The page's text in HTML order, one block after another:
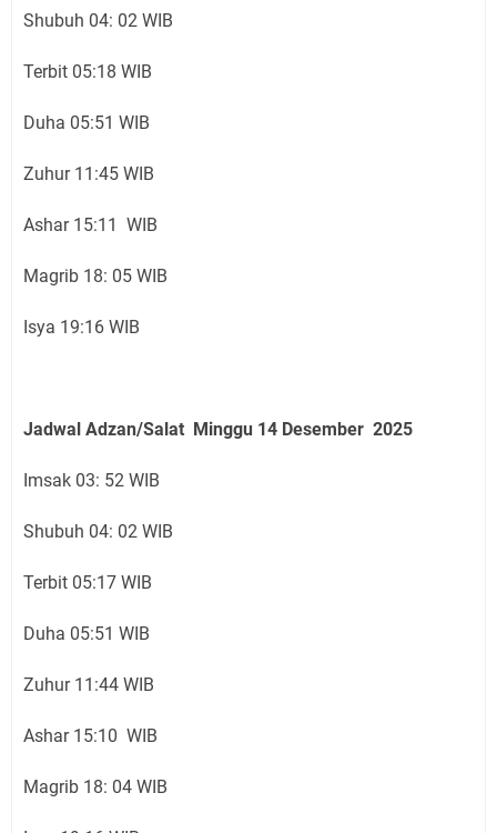
Shubuh 04: 02 WIB
Terbit 05:18 WIB
Duha 05:51 WIB
Zuhur 11:45 WIB
Ashar 15:11 WIB
Magrib 18: 05 WIB
Isya 19:16 WIB
Jadwal Adzan/Salat Minggu 14 Desember 2025
Imsak 03: 52 WIB
Shubuh 04: 02 WIB
Terbit 05:17 WIB
Duha 05:51 WIB
Zuhur 11:44 WIB
Ashar 15:10 WIB
Magrib 18: 04 WIB